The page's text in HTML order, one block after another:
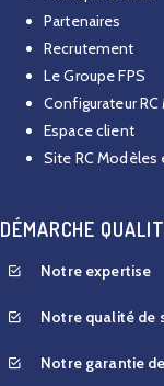
Partenaires
Recrutement
Le Groupe FPS
Configurateur
Espace client
Site RC Modèles
DÉMARCHE
Notre expertise
Notre qualité de
Notre garantie